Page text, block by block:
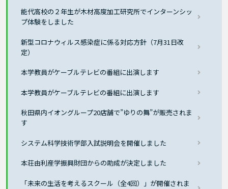
能代高校の２年生が木材高度加工研究所でインターンシッ
プ体験をしました
新型コロナウィルス感染症に係る対応方針（7月31日改
定）
本学教員がケーブルテレビの番組に出演します
本学教員がケーブルテレビの番組に出演します
秋田県内イオングループ20店舗で”ゆりの舞”が販売されま
す
システム科学技術学部入試説明会を開催しました
本荘由利産学振興財団からの助成が決定しました
「未来の生活を考えるスクール（全4回）」が開催されま